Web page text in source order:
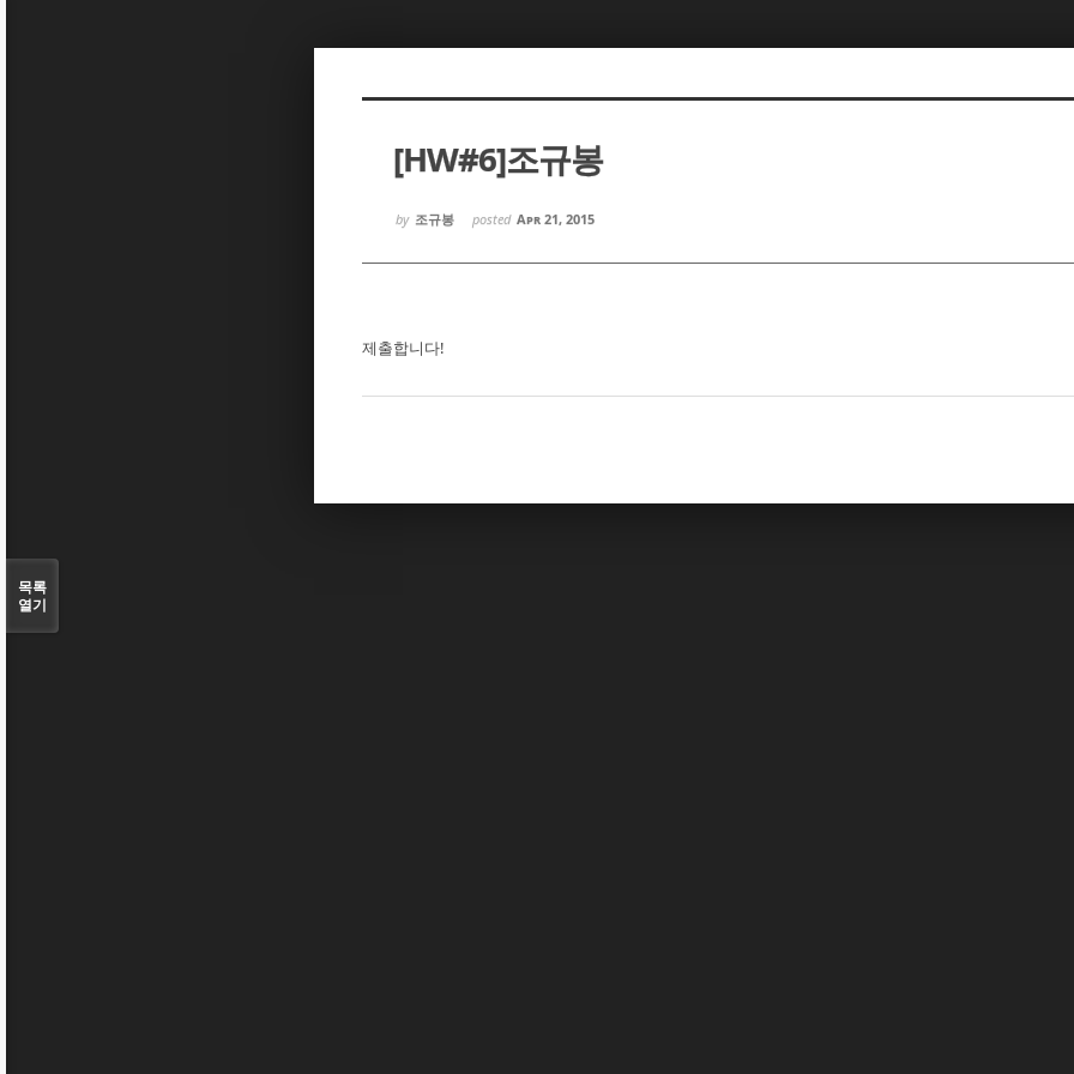
[HW#6]조규봉
by 조규봉 posted Apr 21, 2015
제출합니다!
목록
열기
Sketchbook5, 스케치북5
Sketchbook5, 스케치북5
Sketchbook5, 스케치북5
Sketchbook5, 스케치북5